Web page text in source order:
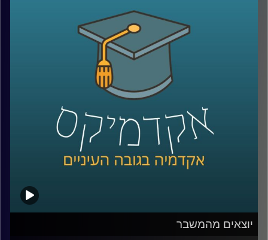
בה, ובעצם על חיי היומיום של כולנו: בריאות,
חינוך, פנסיה, דיור, אבטלה. שני תחומי ענק
מעניינים המושפעים משינויים במבנה המוסדי
הם מעמד הביניים ואנרגיות מתחדשות
AudioVersity
יוצאים מהמשבר